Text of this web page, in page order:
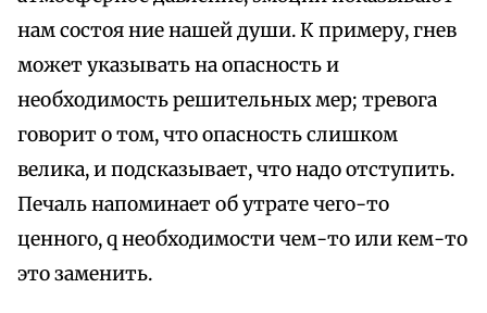
нам состоя ние нашей души. К примеру, гнев
может указывать на опасность и
необходимость решительных мер; тревога
говорит о том, что опасность слишком
велика, и подсказывает, что надо отступить.
Печаль напоминает об утрате чего-то
ценного, q необходимости чем-то или кем-то
это заменить.